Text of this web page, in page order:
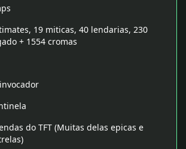
keyboard_arrow_down
19 miticas, 40 lendarias, 230
+ 1554 cromas
do TFT (Muitas delas epicas e